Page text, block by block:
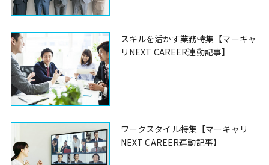
スキルを活かす業務特集【マーキャ
リNEXT CAREER連動記事】
ワークスタイル特集【マーキャリ
NEXT CAREER連動記事】